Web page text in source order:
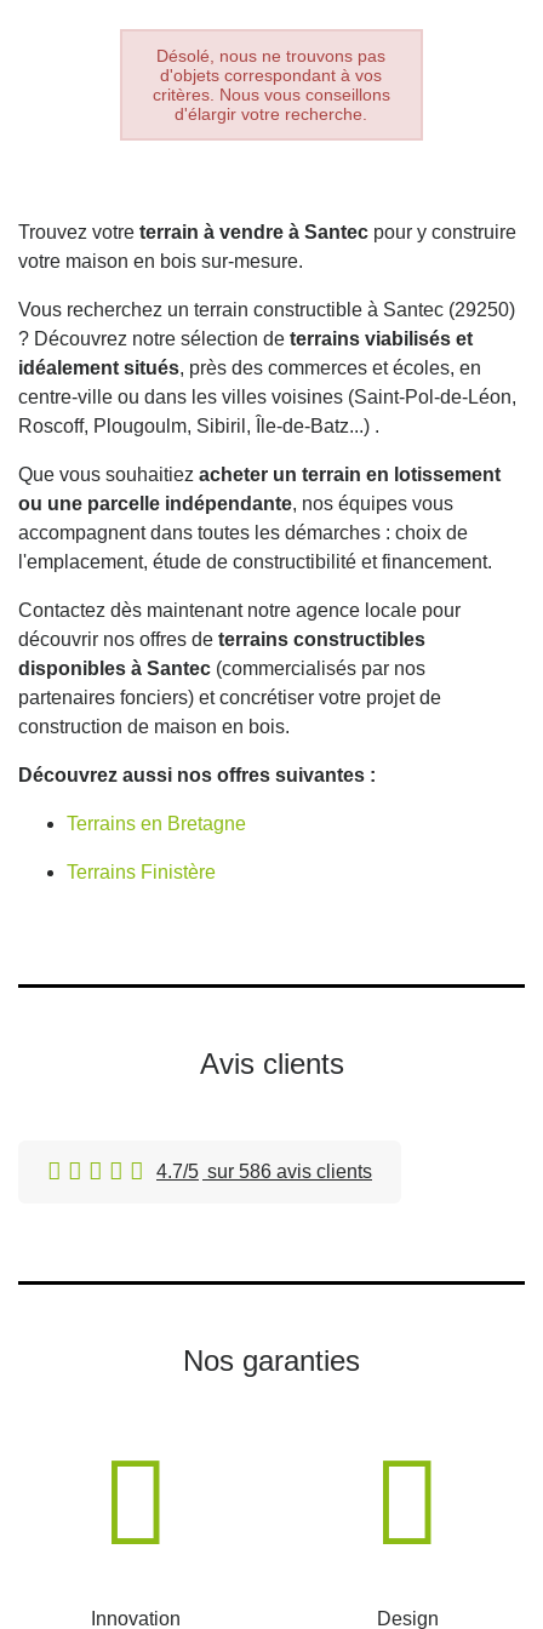
Désolé, nous ne trouvons pas
d'objets correspondant à vos
critères. Nous vous conseillons
d'élargir votre recherche.
Trouvez votre terrain à vendre à Santec pour y construire
votre maison en bois sur-mesure.
Vous recherchez un terrain constructible à Santec (29250)
? Découvrez notre sélection de terrains viabilisés et
idéalement situés, près des commerces et écoles, en
centre-ville ou dans les villes voisines (Saint-Pol-de-Léon,
Roscoff, Plougoulm, Sibiril, Île-de-Batz...) .
Que vous souhaitiez acheter un terrain en lotissement
ou une parcelle indépendante, nos équipes vous
accompagnent dans toutes les démarches : choix de
l'emplacement, étude de constructibilité et financement.
Contactez dès maintenant notre agence locale pour
découvrir nos offres de terrains constructibles
disponibles à Santec (commercialisés par nos
partenaires fonciers) et concrétiser votre projet de
construction de maison en bois.
Découvrez aussi nos offres suivantes :
Terrains en Bretagne
Terrains Finistère
Avis clients
4.7/5 sur 586 avis clients
Nos garanties
Innovation Design